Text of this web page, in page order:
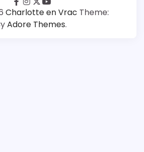
Charlotte en Vrac Theme:
Adore Themes.
facebook
instagram
twitter
youtube